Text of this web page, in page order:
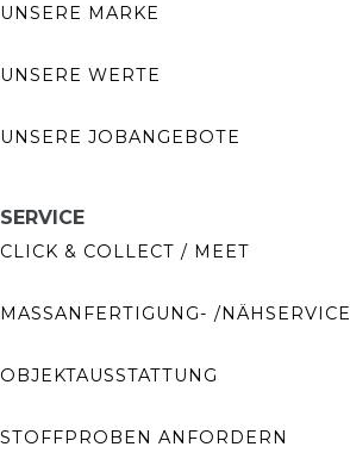
UNSERE MARKE
UNSERE WERTE
UNSERE JOBANGEBOTE
SERVICE
CLICK & COLLECT / MEET
MASSANFERTIGUNG- /NÄHSERVICE
OBJEKTAUSSTATTUNG
STOFFPROBEN ANFORDERN